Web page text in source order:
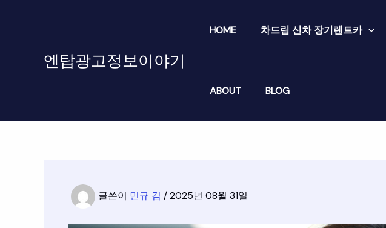
엔탑광고정보이야기
HOME 차드림 신차 장기렌트카
ABOUT BLOG
글쓴이 민규 김 /2025년 08월 31일